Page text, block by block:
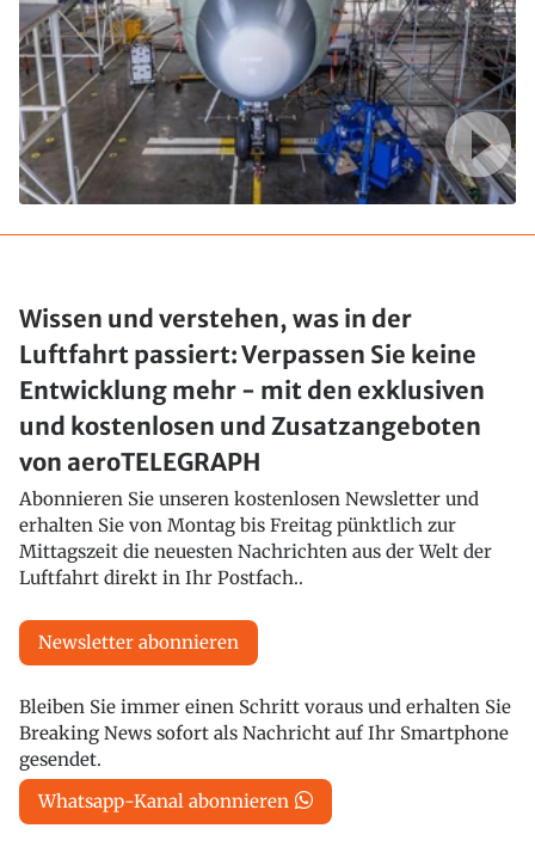
Wissen und verstehen, was in der
Luftfahrt passiert: Verpassen Sie keine
Entwicklung mehr - mit den exklusiven
und kostenlosen und Zusatzangeboten
von aeroTELEGRAPH
Abonnieren Sie unseren kostenlosen Newsletter und
erhalten Sie von Montag bis Freitag pünktlich zur
Mittagszeit die neuesten Nachrichten aus der Welt der
Luftfahrt direkt in Ihr Postfach..
Newsletter abonnieren
Bleiben Sie immer einen Schritt voraus und erhalten Sie
Breaking News sofort als Nachricht auf Ihr Smartphone
gesendet.
Whatsapp-Kanal abonnieren